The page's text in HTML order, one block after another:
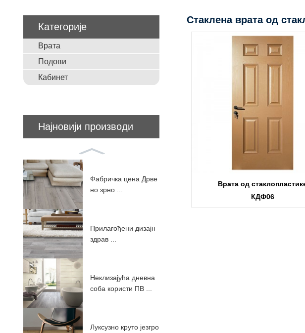
Категорије
Врата
Подови
Кабинет
Најновији производи
Фабричка цена Дрве
но зрно ...
Прилагођени дизајн
здрав ...
Неклизајућа дневна
соба користи ПВ ...
Луксузно круто језгро
Стаклена врата од
Врата од
КДФ06